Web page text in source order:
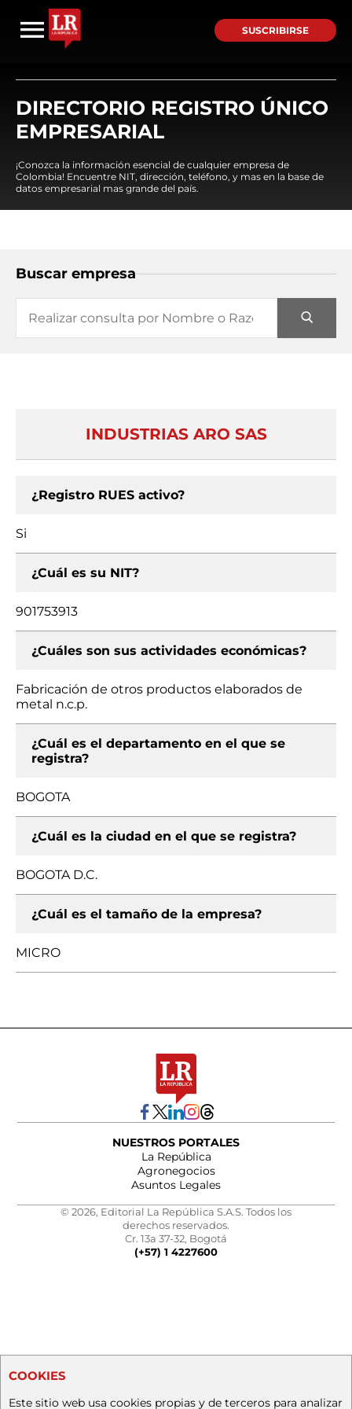
SUSCRIBIRSE
DIRECTORIO REGISTRO ÚNICO
EMPRESARIAL
¡Conozca la información esencial de cualquier empresa de
Colombia! Encuentre NIT, dirección, teléfono, y mas en la base de
datos empresarial mas grande del país.
Buscar empresa
INDUSTRIAS ARO SAS
¿Registro RUES activo?
Si
¿Cuál es su NIT?
901753913
¿Cuáles son sus actividades económicas?
Fabricación de otros productos elaborados de
metal n.c.p.
¿Cuál es el departamento en el que se
registra?
BOGOTA
¿Cuál es la ciudad en el que se registra?
BOGOTA D.C.
¿Cuál es el tamaño de la empresa?
MICRO
NUESTROS PORTALES
La República
Agronegocios
Asuntos Legales
© 2026, Editorial La República S.A.S. Todos los
derechos reservados.
Cr. 13a 37-32, Bogotá
(+57) 1 4227600
COOKIES
Este sitio web usa cookies propias y de terceros para analizar